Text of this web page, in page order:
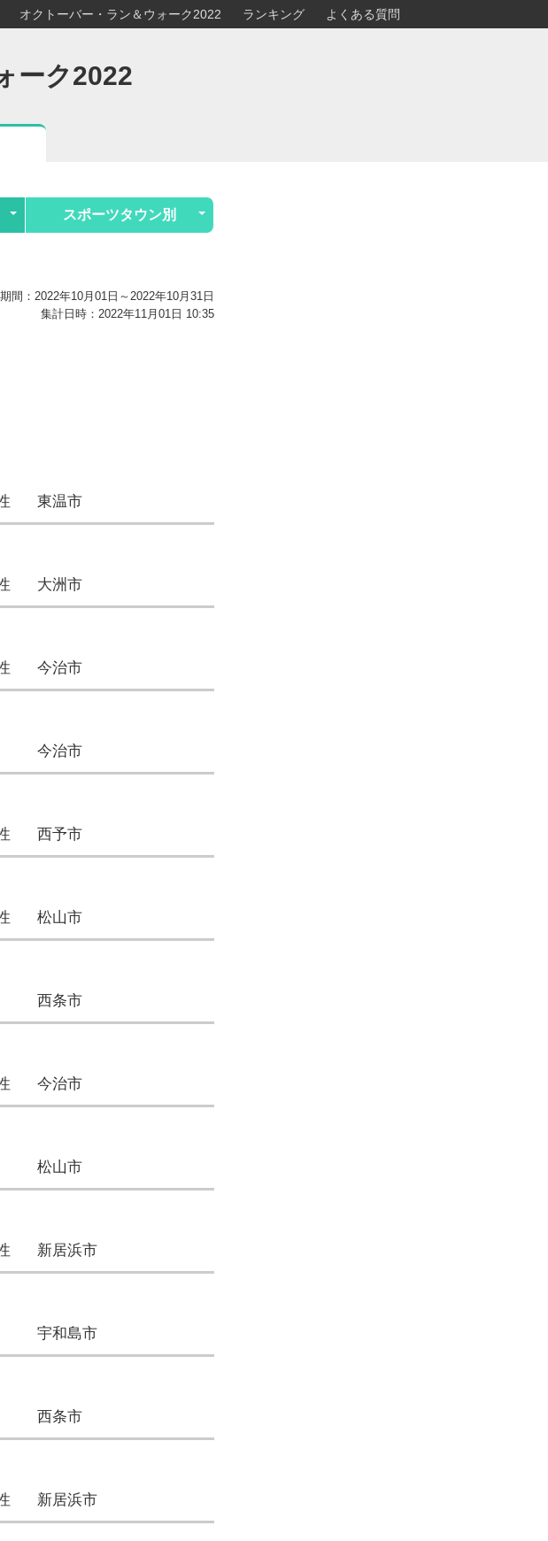
オクトーバー・ラン＆ウォーク2022 ランキング よくある質問
ーク2022
スポーツタウン別
間：2022年10月01日～2022年10月31日
集計日時：2022年11月01日 10:35
東温市
大洲市
今治市
今治市
西予市
松山市
西条市
今治市
松山市
新居浜市
宇和島市
西条市
新居浜市